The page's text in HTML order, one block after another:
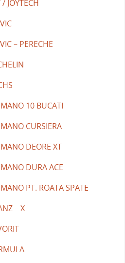
JOYTECH
– PERECHE
10 BUCATI
CURSIERA
DEORE XT
DURA ACE
PT. ROATA SPATE
– X